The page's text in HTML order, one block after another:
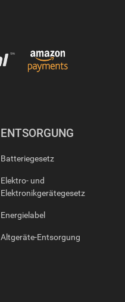
ENTSORGUNG
Batteriegesetz
Elektro- und
Elektronikgerätegesetz
Energielabel
Altgeräte-Entsorgung